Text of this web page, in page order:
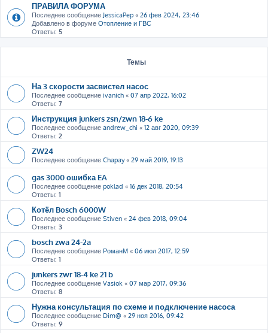
ПРАВИЛА ФОРУМА
Последнее сообщение JessicaPep « 26 фев 2024, 23:46
Добавлено в форуме Отопление и ГВС
Ответы: 5
Темы
На 3 скорости засвистел насос
Последнее сообщение ivanich « 07 апр 2022, 16:02
Ответы: 7
Инструкция junkers zsn/zwn 18-6 ke
Последнее сообщение andrew_chi « 12 авг 2020, 09:39
Ответы: 2
ZW24
Последнее сообщение Chapay« 29 май 2019, 19:13
gas 3000 ошибка EA
Последнее сообщение poklad « 16 дек 2018, 20:54
Ответы: 1
Котёл Bosch 6000W
Последнее сообщение Stiven « 24 фев 2018, 09:04
Ответы: 3
bosch zwa 24-2a
Последнее сообщение РоманМ « 06 июл 2017, 12:59
Ответы: 1
junkers zwr 18-4 ke 21 b
Последнее сообщение Vasiok « 07 мар 2017, 09:36
Ответы: 8
Нужна консультация по схеме и подключение насоса
Последнее сообщение Dim@ « 29 ноя 2016, 09:42
Ответы: 9